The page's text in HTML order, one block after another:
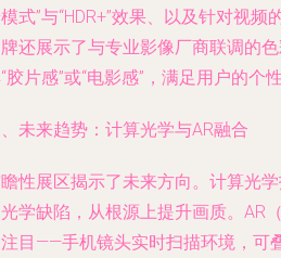
式”与“HDR+”效果、以及针对视
还展示了与专业影像厂商联调的
胶片感”或“电影感”，满足用户的个
未来趋势：计算光学与AR融合
性展区揭示了未来方向。计算光
学缺陷，从根源上提升画质。AR
目——手机镜头实时扫描环境，可